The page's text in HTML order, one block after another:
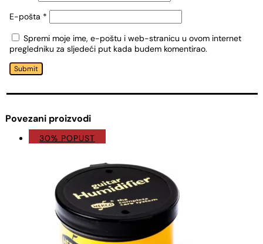
E-pošta *
Spremi moje ime, e-poštu i web-stranicu u ovom internet
pregledniku za sljedeći put kada budem komentirao.
Submit
Povezani proizvodi
30% POPUST